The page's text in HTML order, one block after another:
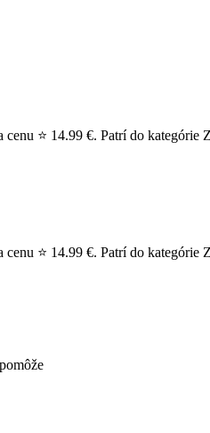
⭐ 14.99 €. Patrí do kategórie
⭐ 14.99 €. Patrí do